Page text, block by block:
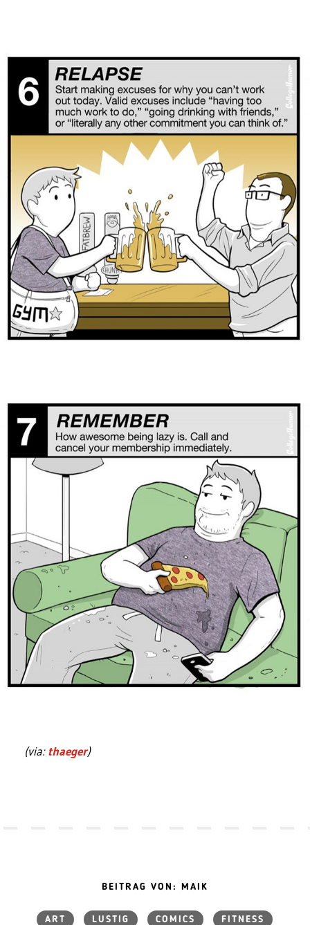
(via:thaeger)
BEITRAG VON: MAIK
ART LUSTIG COMICS FITNESS